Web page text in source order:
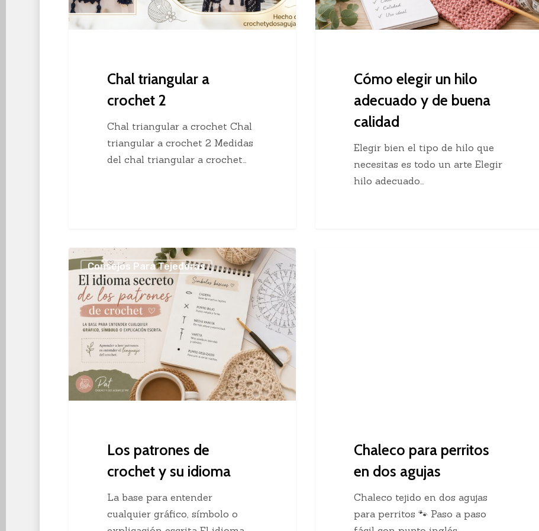
Chal triangular a
crochet 2
Chal triangular a crochet Chal
triangular a crochet 2 Medidas
del chal triangular a crochet…
calidad
Cómo elegir un hilo
adecuado y de buena
calidad
Elegir bien el tipo de hilo que
necesitas es todo un arte Elegir
hilo adecuado…
Los
patrones
de
crochet
idioma
Consejos Para Tejedoras
Los patrones de
crochet y su idioma
La base para entender
cualquier gráfico, símbolo o
Chaleco para perritos
en dos agujas
Chaleco tejido en dos agujas
para perritos 🐾 Paso a paso